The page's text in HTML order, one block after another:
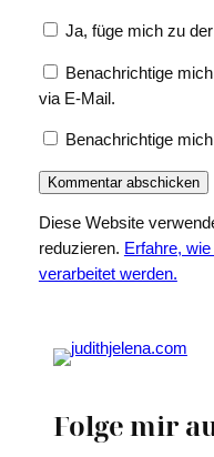
Ja, füge mich zu
Benachrichtige
via E-Mail.
Benachrichtige
Diese Website
reduzieren. Erfahre,
verarbeitet werden.
Folge mir